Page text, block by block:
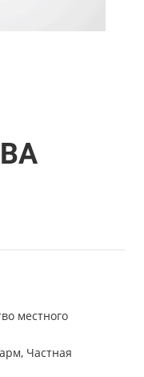
местного
Частная